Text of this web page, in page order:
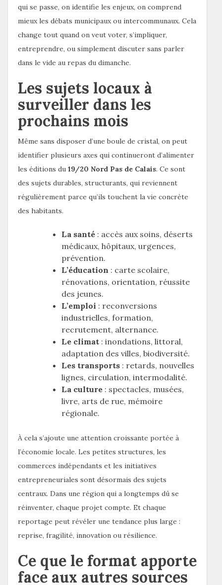
qui se passe, on identifie les enjeux, on comprend
mieux les débats municipaux ou intercommunaux. Cela
change tout quand on veut voter, s’impliquer,
entreprendre, ou simplement discuter sans parler
dans le vide au repas du dimanche.
Les sujets locaux à
surveiller dans les
prochains mois
Même sans disposer d’une boule de cristal, on peut
identifier plusieurs axes qui continueront d’alimenter
les éditions du 19/20 Nord Pas de Calais. Ce sont
des sujets durables, structurants, qui reviennent
régulièrement parce qu’ils touchent la vie concrète
des habitants.
La santé : accès aux soins, déserts
médicaux, hôpitaux, urgences,
prévention.
L’éducation : carte scolaire,
rénovations, orientation, réussite
des jeunes.
L’emploi : reconversions
industrielles, formation,
recrutement, alternance.
Le climat : inondations, littoral,
adaptation des villes, biodiversité.
Les transports : retards, nouvelles
lignes, circulation, intermodalité.
La culture : spectacles, musées,
livre, arts de rue, mémoire
régionale.
À cela s’ajoute une attention croissante portée à
l’économie locale. Les petites structures, les
commerces indépendants et les initiatives
entrepreneuriales sont désormais des sujets
centraux. Dans une région qui a longtemps dû se
réinventer, chaque projet compte. Et chaque
reportage peut révéler une tendance plus large :
reprise, fragilité, innovation ou résilience.
Ce que le format apporte
face aux autres sources